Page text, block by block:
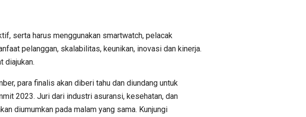
serta harus menggunakan smartwatch, pelacak
pelanggan, skalabilitas, keunikan, inovasi dan kinerja.
diajukan.
para finalis akan diberi tahu dan diundang untuk
2023. Juri dari industri asuransi, kesehatan, dan
diumumkan pada malam yang sama. Kunjungi